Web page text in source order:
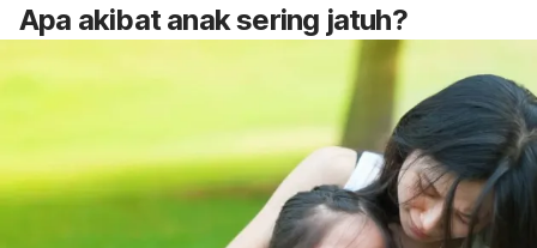
Apa akibat anak sering jatuh?